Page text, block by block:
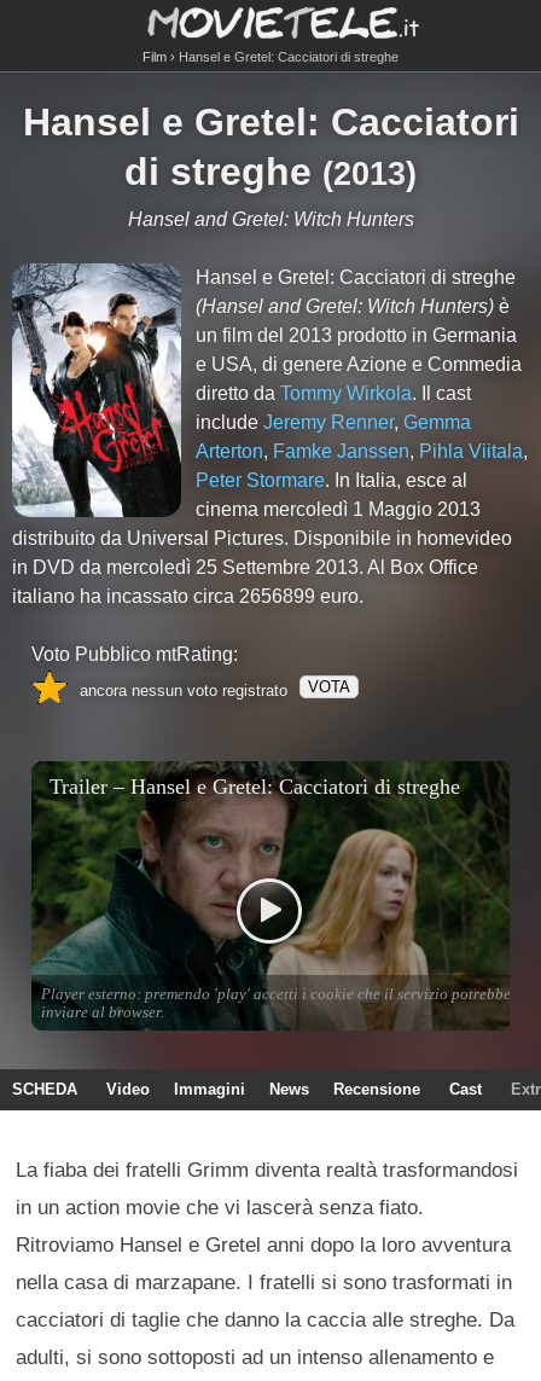
Film Hansel e Gretel: Cacciatori di streghe
Hansel e Gretel: Cacciatori
di streghe (2013)
Hansel and Gretel: Witch Hunters
Hansel e Gretel: Cacciatori di streghe
(Hansel and Gretel: Witch Hunters) è
un film del 2013 prodotto in Germania
e USA, di genere Azione e Commedia
diretto daTommy Wirkola. Il cast
includeJeremy Renner,Gemma
Arterton, Famke Janssen, Pihla Viitala,
Peter Stormare. In Italia, esce al
cinema mercoledì 1 Maggio 2013
distribuito da Universal Pictures. Disponibile in homevideo
in DVD da mercoledì 25 Settembre 2013. Al Box Office
italiano ha incassato circa 2656899 euro.
Voto Pubblico mtRating:
ancora nessun voto registrato VOTA
SCHEDA Video Immagini News Recensione Cast
La fiaba dei fratelli Grimm diventa realtà trasformandosi
in un action movie che vi lascerà senza fiato.
Ritroviamo Hansel e Gretel anni dopo la loro avventura
nella casa di marzapane. I fratelli si sono trasformati in
cacciatori di taglie che danno la caccia alle streghe. Da
adulti, si sono sottoposti ad un intenso allenamento e